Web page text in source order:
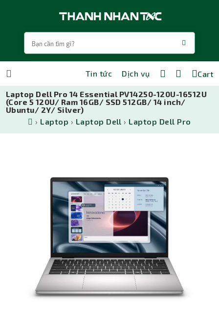
Tin tức Dịch vụ Cart
Laptop Dell Pro 14 Essential PV14250-120U-16512U
(Core 5 120U/ Ram 16GB/ SSD 512GB/ 14 inch/
Ubuntu/ 2Y/ Silver)
› Laptop › Laptop Dell › Laptop Dell Pro